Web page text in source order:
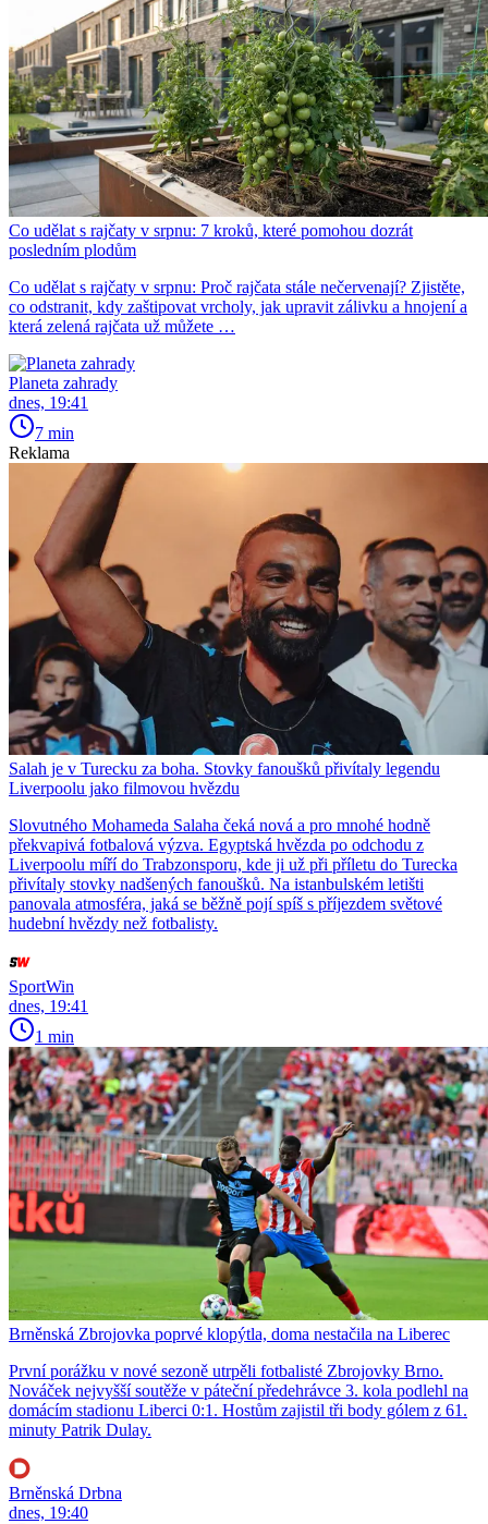
Co udělat s rajčaty v srpnu: 7 kroků, které pomohou dozrát
posledním plodům
Co udělat s rajčaty v srpnu: Proč rajčata stále nečervenají? Zjistěte,
co odstranit, kdy zaštipovat vrcholy, jak upravit zálivku a hnojení a
která zelená rajčata už můžete …
Planeta zahrady
dnes, 19:41
7 min
Reklama
Salah je v Turecku za boha. Stovky fanoušků přivítaly legendu
Liverpoolu jako filmovou hvězdu
Slovutného Mohameda Salaha čeká nová a pro mnohé hodně
překvapivá fotbalová výzva. Egyptská hvězda po odchodu z
Liverpoolu míří do Trabzonsporu, kde ji už při příletu do Turecka
přivítaly stovky nadšených fanoušků. Na istanbulském letišti
panovala atmosféra, jaká se běžně pojí spíš s příjezdem světové
hudební hvězdy než fotbalisty.
SportWin
dnes, 19:41
1 min
Brněnská Zbrojovka poprvé klopýtla, doma nestačila na Liberec
První porážku v nové sezoně utrpěli fotbalisté Zbrojovky Brno.
Nováček nejvyšší soutěže v páteční předehrávce 3. kola podlehl na
domácím stadionu Liberci 0:1. Hostům zajistil tři body gólem z 61.
minuty Patrik Dulay.
Brněnská Drbna
dnes, 19:40